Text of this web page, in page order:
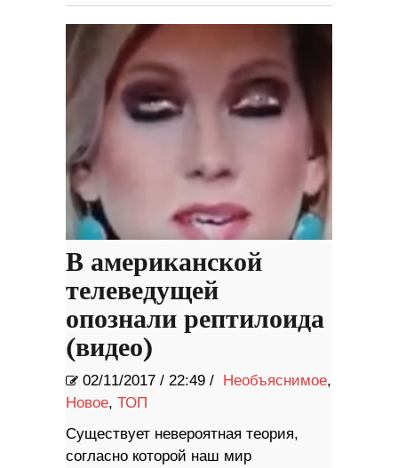
В американской
телеведущей
опознали рептилоида
(видео)
02/11/2017 / 22:49 / Необъяснимое,
Новое, ТОП
Существует невероятная теория,
согласно которой наш мир